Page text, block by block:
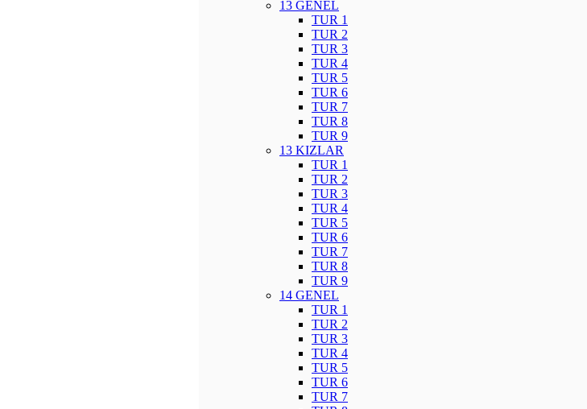
13 GENEL
TUR 1
TUR 2
TUR 3
TUR 4
TUR 5
TUR 6
TUR 7
TUR 8
TUR 9
13 KIZLAR
TUR 1
TUR 2
TUR 3
TUR 4
TUR 5
TUR 6
TUR 7
TUR 8
TUR 9
14 GENEL
TUR 1
TUR 2
TUR 3
TUR 4
TUR 5
TUR 6
TUR 7